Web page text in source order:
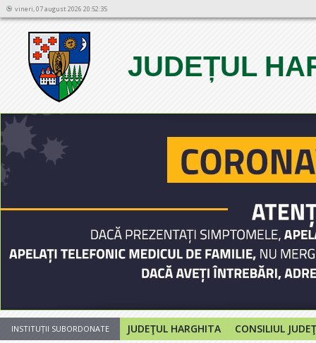
vineri, 07 august 2026 20:52:35
JUDEȚUL
12
INSTITUȚII SUBORDONATE JUDEŢUL HARGHITA CONSILIUL